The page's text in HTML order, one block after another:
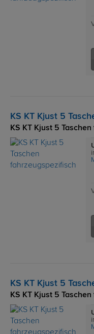
KS KT Kjust 5
KS KT Kjust 5
KS KT Kjust 5
KS KT Kjust 5